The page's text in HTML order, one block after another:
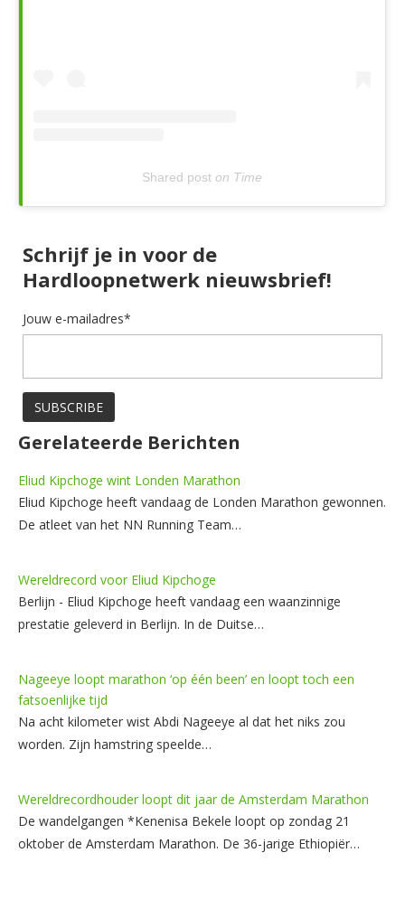
Shared post on Time
Schrijf je in voor de
Hardloopnetwerk nieuwsbrief!
Jouw e-mailadres*
Gerelateerde Berichten
Eliud Kipchoge wint Londen Marathon
Eliud Kipchoge heeft vandaag de Londen Marathon gewonnen.
De atleet van het NN Running Team…
Wereldrecord voor Eliud Kipchoge
Berlijn - Eliud Kipchoge heeft vandaag een waanzinnige
prestatie geleverd in Berlijn. In de Duitse…
Nageeye loopt marathon ‘op één been’ en loopt toch een
fatsoenlijke tijd
Na acht kilometer wist Abdi Nageeye al dat het niks zou
worden. Zijn hamstring speelde…
Wereldrecordhouder loopt dit jaar de Amsterdam Marathon
De wandelgangen *Kenenisa Bekele loopt op zondag 21
oktober de Amsterdam Marathon. De 36-jarige Ethiopiër…